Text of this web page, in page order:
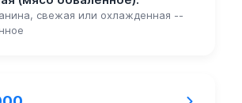
свежая или охлажденная --